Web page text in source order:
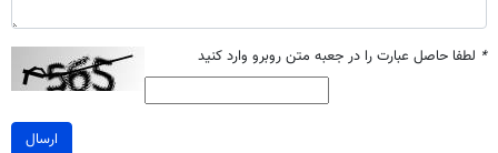
* لطفا حاصل عبارت را در جعبه متن روبرو وارد کنید
ارسال